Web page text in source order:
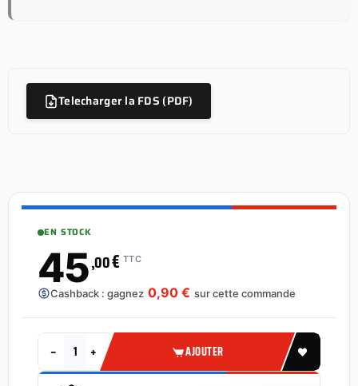
Telecharger la FDS (PDF)
EN STOCK
45,00€ TTC
Cashback : gagnez 0,90 € sur cette commande
− + AJOUTER